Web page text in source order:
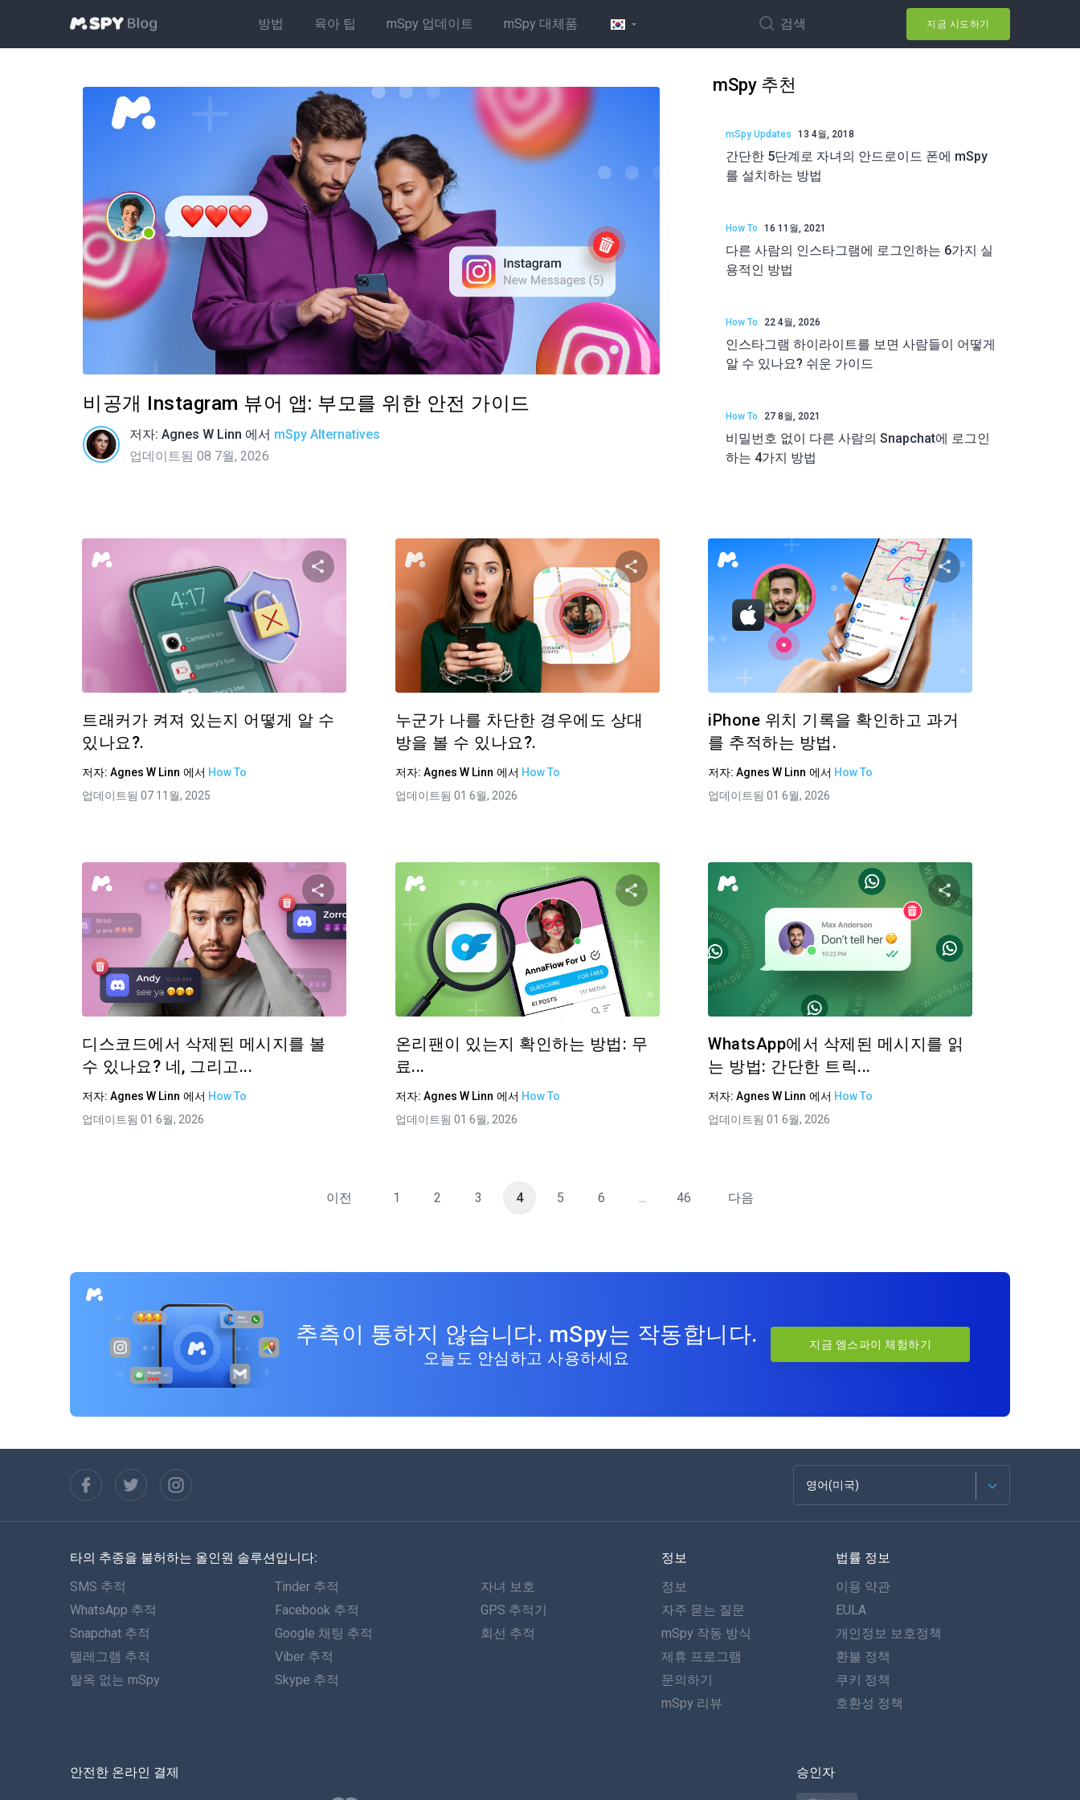
방법 육아 팁 mSpy 업데이트 mSpy 대체품 검색 지금 시도하기
비공개 Instagram 뷰어 앱: 부모를 위한 안전 가이드
저자: Agnes W Linn 에서 mSpy Alternatives
업데이트됨 08 7월, 2026
mSpy 추천
mSpy Updates 13 4월, 2018
간단한 5단계로 자녀의 안드로이드 폰에 mSpy
를 설치하는 방법
How To 16 11월, 2021
다른 사람의 인스타그램에 로그인하는 6가지 실
용적인 방법
How To 22 4월, 2026
인스타그램 하이라이트를 보면 사람들이 어떻게
알 수 있나요? 쉬운 가이드
How To 27 8월, 2021
비밀번호 없이 다른 사람의 Snapchat에 로그인
하는 4가지 방법
이 기사 공유하기
링크 복사
트래커가 켜져 있는지 어떻게 알 수
있나요?.
저자:Agnes W Linn 에서 How To
업데이트됨 07 11월, 2025
이 기사 공유하기
링크 복사
누군가 나를 차단한 경우에도 상대
방을 볼 수 있나요?.
저자: Agnes W Linn 에서 How To
업데이트됨 01 6월, 2026
iPhone 위치 기록을 확인하고 과거
를 추적하는 방법.
저자:Agnes W Linn 에서 How To
업데이트됨 01 6월, 2026
이 기사 공유하기
트위터 링크 복사
디스코드에서 삭제된 메시지를 볼
수 있나요? 네, 그리고...
저자:Agnes W Linn 에서 How To
업데이트됨 01 6월, 2026
이 기사 공유하기
트위터 링크 복사
온리팬이 있는지 확인하는 방법: 무
료...
저자: Agnes W Linn 에서 How To
업데이트됨 01 6월, 2026
트위터
WhatsApp에서 삭제된 메시지를 읽
는 방법: 간단한 트릭...
저자:Agnes W Linn 에서 How To
업데이트됨 01 6월, 2026
이전 1 2 3 4 5 6 ... 46 다음
추측이 통하지 않습니다. mSpy는 작동합니다.
오늘도 안심하고 사용하세요
지금 엠스파이 체험하기
영어(미국)
Français
Español
포르투갈어
이탈리아어
Türkçe
타의 추종을 불허하는 올인원 솔루션입니다:
SMS 추적
WhatsApp 추적
Snapchat 추적
텔레그램 추적
탈옥 없는 mSpy
Tinder 추적
Facebook 추적
Google 채팅 추적
Viber 추적
Skype 추적
자녀 보호
GPS 추적기
회선 추적
정보
정보
자주 묻는 질문
mSpy 작동 방식
제휴 프로그램
문의하기
mSpy 리뷰
법률 정보
이용 약관
EULA
개인정보 보호정책
환불 정책
쿠키 정책
호환성 정책
안전한 온라인 결제 승인자